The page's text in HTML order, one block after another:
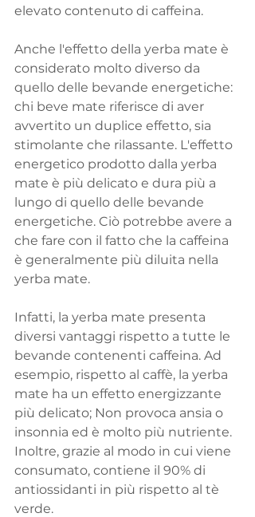
elevato contenuto di caffeina.
Anche l'effetto della yerba mate è
considerato molto diverso da
quello delle bevande energetiche:
chi beve mate riferisce di aver
avvertito un duplice effetto, sia
stimolante che rilassante. L'effetto
energetico prodotto dalla yerba
mate è più delicato e dura più a
lungo di quello delle bevande
energetiche. Ciò potrebbe avere a
che fare con il fatto che la caffeina
è generalmente più diluita nella
yerba mate.
Infatti, la yerba mate presenta
diversi vantaggi rispetto a tutte le
bevande contenenti caffeina. Ad
esempio, rispetto al caffè, la yerba
mate ha un effetto energizzante
più delicato; Non provoca ansia o
insonnia ed è molto più nutriente.
Inoltre, grazie al modo in cui viene
consumato, contiene il 90% di
antiossidanti in più rispetto al tè
verde.